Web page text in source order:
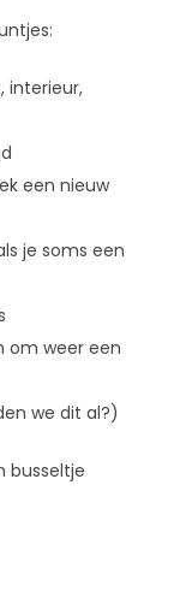
interieur,
een nieuw
je soms een
om weer een
we dit al?)
busseltje